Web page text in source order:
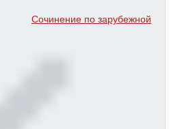
Сочинение по зарубежной